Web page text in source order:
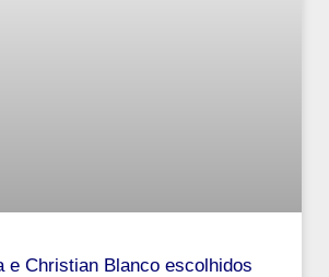
e Christian Blanco escolhidos